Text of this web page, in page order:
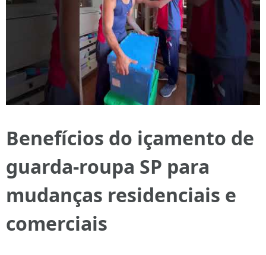
Benefícios do içamento de
guarda-roupa SP para
mudanças residenciais e
comerciais